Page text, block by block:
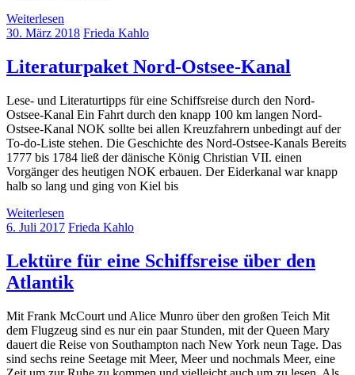
Weiterlesen
30. März 2018 Frieda Kahlo
Literaturpaket Nord-Ostsee-Kanal
Lese- und Literaturtipps für eine Schiffsreise durch den Nord-
Ostsee-Kanal Ein Fahrt durch den knapp 100 km langen Nord-
Ostsee-Kanal NOK sollte bei allen Kreuzfahrern unbedingt auf der
To-do-Liste stehen. Die Geschichte des Nord-Ostsee-Kanals Bereits
1777 bis 1784 ließ der dänische König Christian VII. einen
Vorgänger des heutigen NOK erbauen. Der Eiderkanal war knapp
halb so lang und ging von Kiel bis
Weiterlesen
6. Juli 2017 Frieda Kahlo
Lektüre für eine Schiffsreise über den
Atlantik
Mit Frank McCourt und Alice Munro über den großen Teich Mit
dem Flugzeug sind es nur ein paar Stunden, mit der Queen Mary
dauert die Reise von Southampton nach New York neun Tage. Das
sind sechs reine Seetage mit Meer, Meer und nochmals Meer, eine